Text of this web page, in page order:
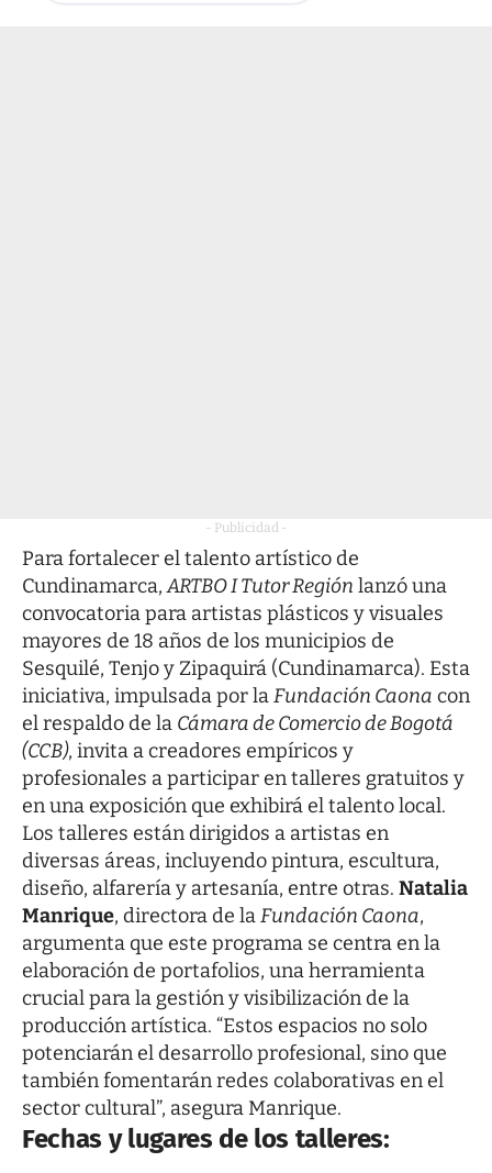
- Publicidad -
Para fortalecer el talento artístico de
Cundinamarca,ARTBO I Tutor Región lanzó una
convocatoria para artistas plásticos y visuales
mayores de 18 años de los municipios de
Sesquilé, Tenjo y Zipaquirá (Cundinamarca). Esta
iniciativa, impulsada por laFundación Caona con
el respaldo de la Cámara de Comercio de Bogotá
(CCB), invita a creadores empíricos y
profesionales a participar en talleres gratuitos y
en una exposición que exhibirá el talento local.
Los talleres están dirigidos a artistas en
diversas áreas, incluyendo pintura, escultura,
diseño, alfarería y artesanía, entre otras. Natalia
Manrique, directora de laFundación Caona,
argumenta que este programa se centra en la
elaboración de portafolios, una herramienta
crucial para la gestión y visibilización de la
producción artística. “Estos espacios no solo
potenciarán el desarrollo profesional, sino que
también fomentarán redes colaborativas en el
sector cultural”, asegura Manrique.
Fechas y lugares de los talleres: